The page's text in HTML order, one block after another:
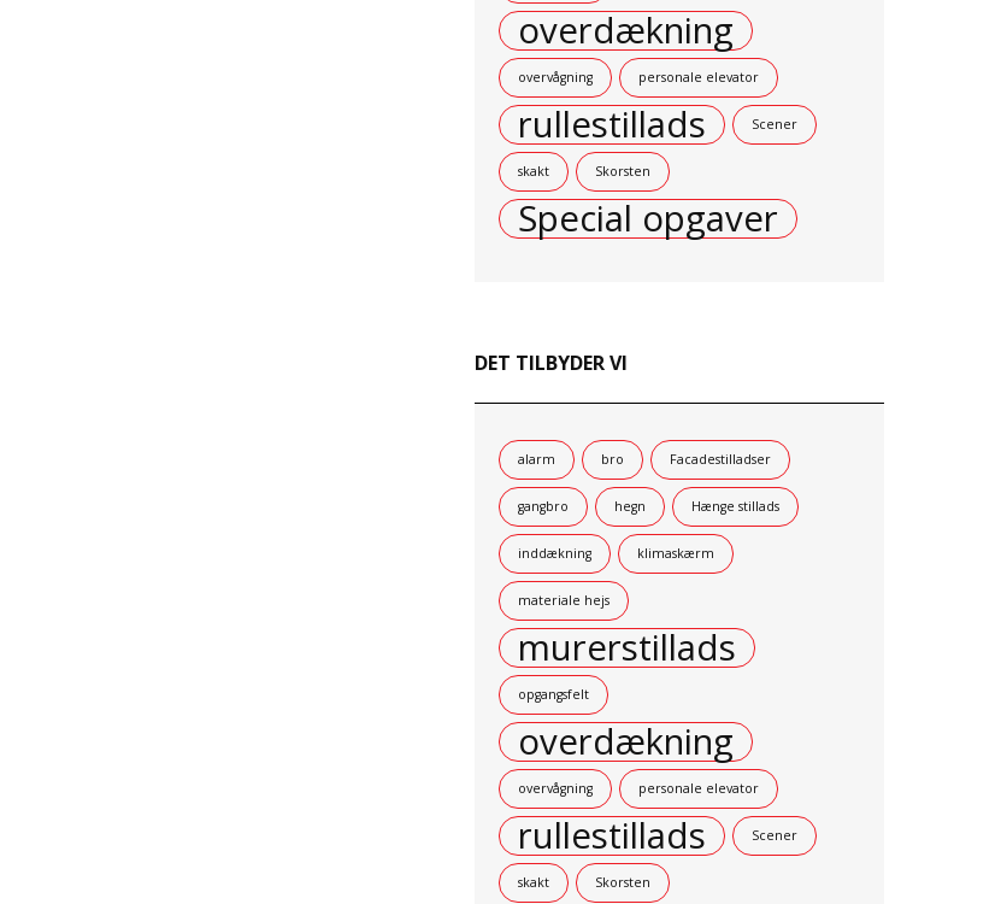
overdækning
overvågning personale elevator
rullestillads Scener
skakt Skorsten
Special opgaver
DET TILBYDER VI
alarm bro Facadestilladser
gangbro hegn Hænge stillads
inddækning klimaskærm
materiale hejs
murerstillads
opgangsfelt
overdækning
overvågning personale elevator
rullestillads Scener
skakt Skorsten